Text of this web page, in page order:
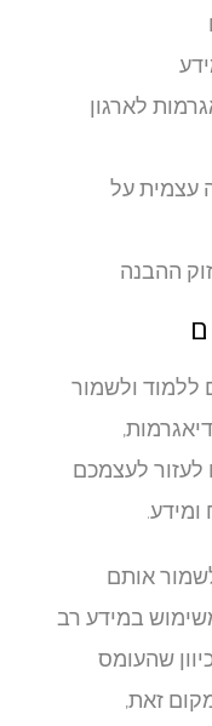
לארגון
על
ההבנה
ולשמור
לעצמכם
אותם
במידע רב
שהעומס
זאת,